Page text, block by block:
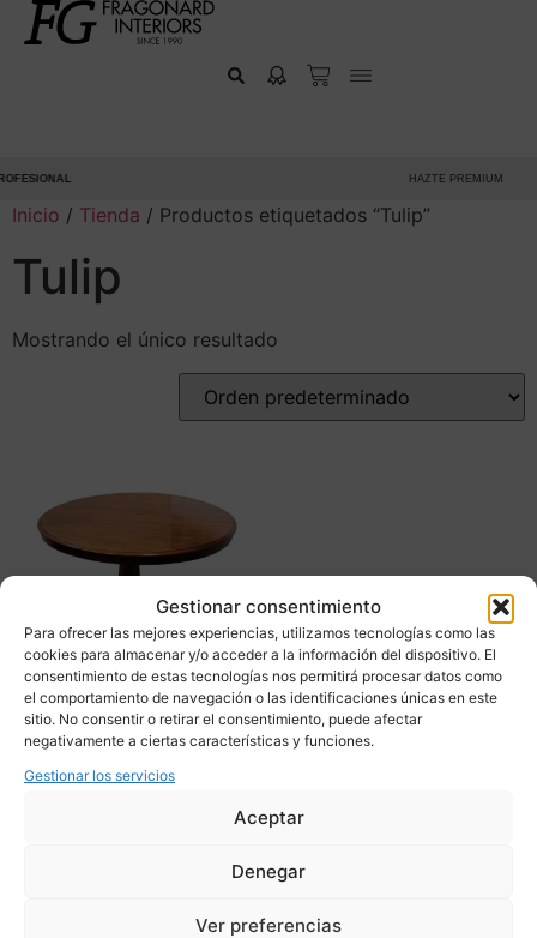
Gestionar consentimiento
Para ofrecer las mejores experiencias, utilizamos tecnologías como las
cookies para almacenar y/o acceder a la información del dispositivo. El
consentimiento de estas tecnologías nos permitirá procesar datos como
el comportamiento de navegación o las identificaciones únicas en este
sitio. No consentir o retirar el consentimiento, puede afectar
negativamente a ciertas características y funciones.
Gestionar los servicios
Aceptar
Denegar
Ver preferencias
HAZTE PREMIUM
Inicio / Tienda / Productos etiquetados “Tulip”
Tulip
Mostrando el único resultado
Mesa Tulip en Caoba,
Estilo Regency, siglo XIX –
Inglaterra